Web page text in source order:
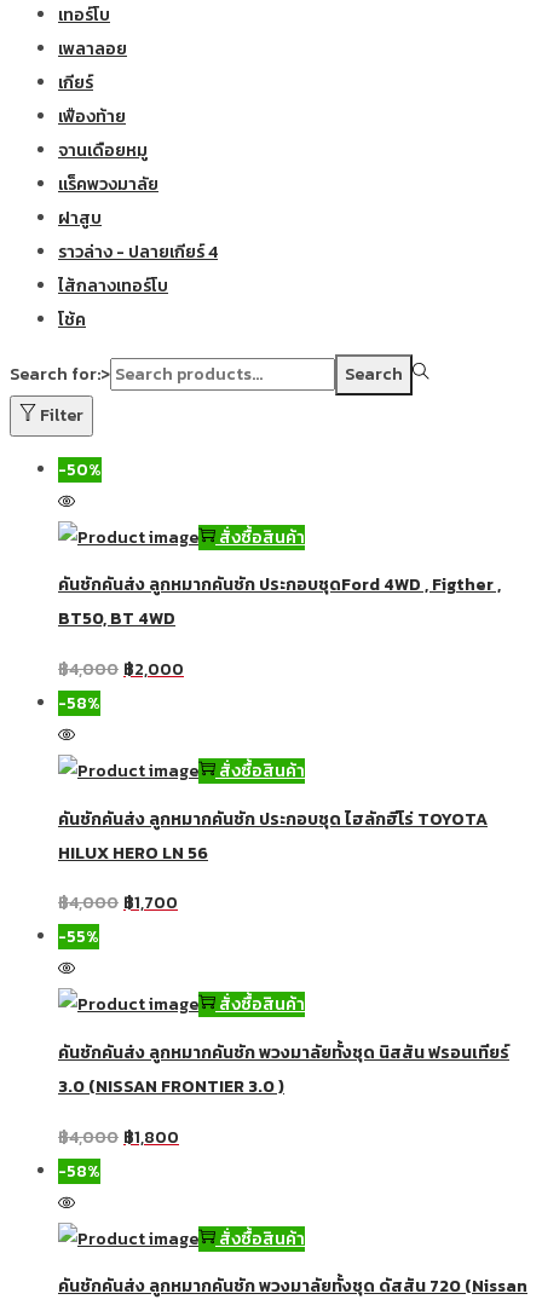
เทอร์โบ
เพลาลอย
เกียร์
เฟืองท้าย
จานเดือยหมู
แร็คพวงมาลัย
ฝาสูบ
ราวล่าง - ปลายเกียร์ 4
ไส้กลางเทอร์โบ
โช้ค
Search for:>
Search
Filter
-50%
สั่งซื้อสินค้า
คันชักคันส่ง ลูกหมากคันชัก ประกอบชุดFord 4WD , Figther ,
BT50, BT 4WD
฿4,000 ฿2,000
-58%
สั่งซื้อสินค้า
คันชักคันส่ง ลูกหมากคันชัก ประกอบชุด ไฮลักฮีโร่ TOYOTA
HILUX HERO LN 56
฿4,000฿1,700
-55%
สั่งซื้อสินค้า
คันชักคันส่ง ลูกหมากคันชัก พวงมาลัยทั้งชุด นิสสัน ฟรอนเทียร์
3.0 (NISSAN FRONTIER 3.0 )
฿4,000 ฿1,800
-58%
สั่งซื้อสินค้า
คันชักคันส่ง ลูกหมากคันชัก พวงมาลัยทั้งชุด ดัสสัน 720 (Nissan